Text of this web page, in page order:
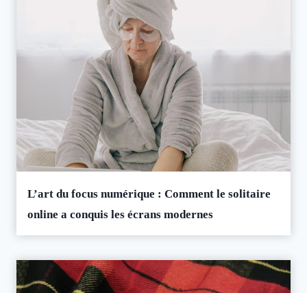
L’art du focus numérique : Comment le solitaire
online a conquis les écrans modernes